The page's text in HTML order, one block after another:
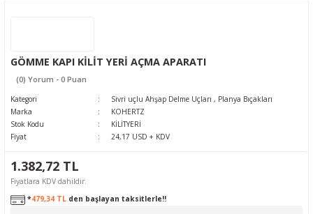
GÖMME KAPI KİLİT YERİ AÇMA APARATI
(0) Yorum - 0 Puan
Kategori Sivri uçlu Ahşap Delme Uçları , Planya Bıçakları
Marka
KOHERTZ
Stok Kodu
KİLİTYERİ
Fiyat
24,17 USD + KDV
1.382,72 TL
Fiyatlara KDV dahildir.
*479,34 TL den başlayan taksitlerle!!